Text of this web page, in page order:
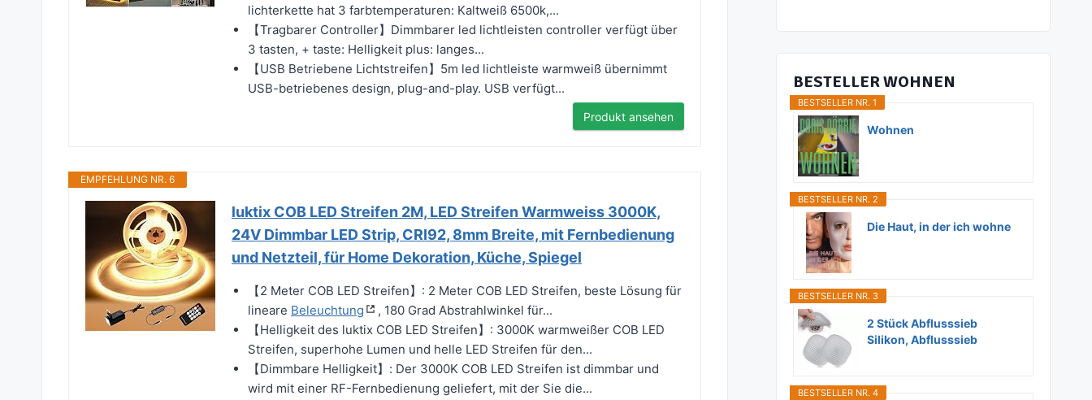
lichterkette hat 3 farbtemperaturen: Kaltweiß 6500k,...
【Tragbarer Controller】Dimmbarer led lichtleisten controller verfügt über
3 tasten, + taste: Helligkeit plus: langes...
【USB Betriebene Lichtstreifen】5m led lichtleiste warmweiß übernimmt
USB-betriebenes design, plug-and-play. USB verfügt...
Produkt ansehen
EMPFEHLUNG NR. 6
luktix COB LED Streifen 2M, LED Streifen Warmweiss 3000K,
24V Dimmbar LED Strip, CRI92, 8mm Breite, mit Fernbedienung
und Netzteil, für Home Dekoration, Küche, Spiegel
【2 Meter COB LED Streifen】: 2 Meter COB LED Streifen, beste Lösung für
lineare Beleuchtung
, 180 Grad Abstrahlwinkel für...
【Helligkeit des luktix COB LED Streifen】: 3000K warmweißer COB LED
Streifen, superhohe Lumen und helle LED Streifen für den...
【Dimmbare Helligkeit】: Der 3000K COB LED Streifen ist dimmbar und
wird mit einer RF-Fernbedienung geliefert, mit der Sie die...
BESTELLER WOHNEN
BESTSELLER NR. 1
Wohnen
BESTSELLER NR. 2
Die Haut, in der ich wohne
BESTSELLER NR. 3
2 Stück Abflusssieb
Silikon, Abflusssieb
BESTSELLER NR. 4